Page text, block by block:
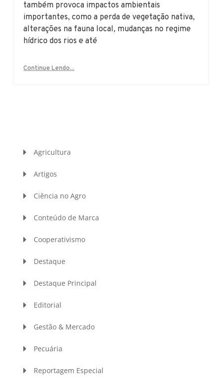
também provoca impactos ambientais
importantes, como a perda de vegetação nativa,
alterações na fauna local, mudanças no regime
hídrico dos rios e até
Continue Lendo...
Agricultura
Artigos
Ciência no Agro
Conteúdo de Marca
Cooperativismo
Destaque
Destaque Principal
Editorial
Gestão & Mercado
Pecuária
Reportagem Especial